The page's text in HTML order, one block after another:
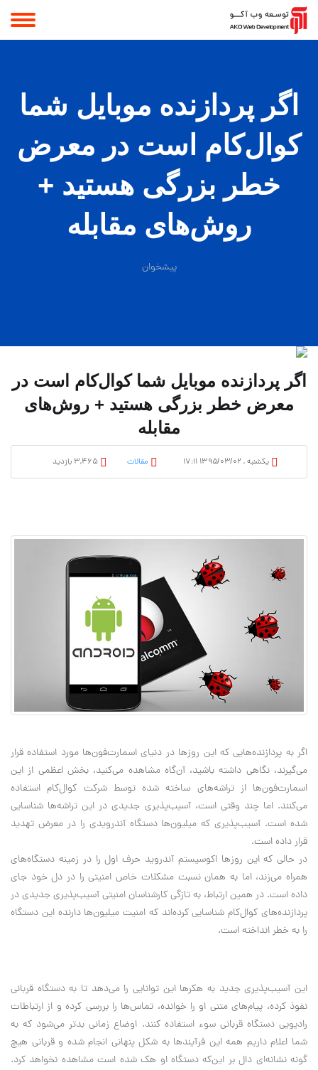
اگر پردازنده موبایل شما
کوال‌کام است در معرض
خطر بزرگی هستید +
روش‌های مقابله
پیشخوان
اگر پردازنده موبایل شما کوال‌کام است در
معرض خطر بزرگی هستید + روش‌های
مقابله
یکشنبه , ۱۳۹۵/۰۳/۰۲ ۱۷:۱۱ مقالات 3,465 بازدید
اگر به پردازنده‌هایی که این روزها در دنیای اسمارت‌فون‌ها مورد استفاده قرار
می‌گیرند، نگاهی داشته باشید، آن‌گاه مشاهده می‌کنید، بخش اعظمی از این
اسمارت‌فون‌ها از تراشه‌‌های ساخته شده توسط شرکت کوال‌کام استفاده
می‌کنند. اما چند وقتی است، آسیب‌پذیری‌ جدیدی در این تراشه‌‌ها شناسایی
شده است. آسیب‌پذیری‌ که میلیون‌ها دستگاه‌ آندرویدی را در معرض تهدید
قرار داده است.
در حالی که این روزها اکوسیستم آندروید حرف اول را در زمینه دستگاه‌های
همراه می‌زند، اما به همان نسبت مشکلات خاص امنیتی را در دل خود جای
داده است. در همین ارتباط، به تازگی کارشناسان امنیتی آسیب‌پذیری‌ جدیدی در
پردازنده‌های کوال‌کام شناسایی کرده‌اند که امنیت میلیون‌ها دارنده این دستگاه
را به خطر انداخته است.
این آسیب‌پذیری جدید به هکرها این توانایی را می‌دهد تا به دستگاه قربانی
نفوذ کرده، پیام‌های متنی او را خوانده، تماس‌ها را بررسی کرده و از ارتباطات
رادیویی دستگاه قربانی سوء استفاده کنند. اوضاع زمانی بدتر می‌شود که به
شما اعلام داریم همه این فرآیندها به شکل پنهانی انجام شده و قربانی هیچ
گونه نشانه‌‌ای دال بر این‌که دستگاه او هک شده است مشاهده نخواهد کرد.